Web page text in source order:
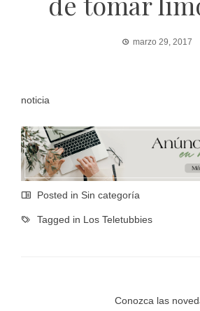
marzo 29, 2017
noticia
Posted in Sin categoría
Tagged in Los Teletubbies
Conozca las